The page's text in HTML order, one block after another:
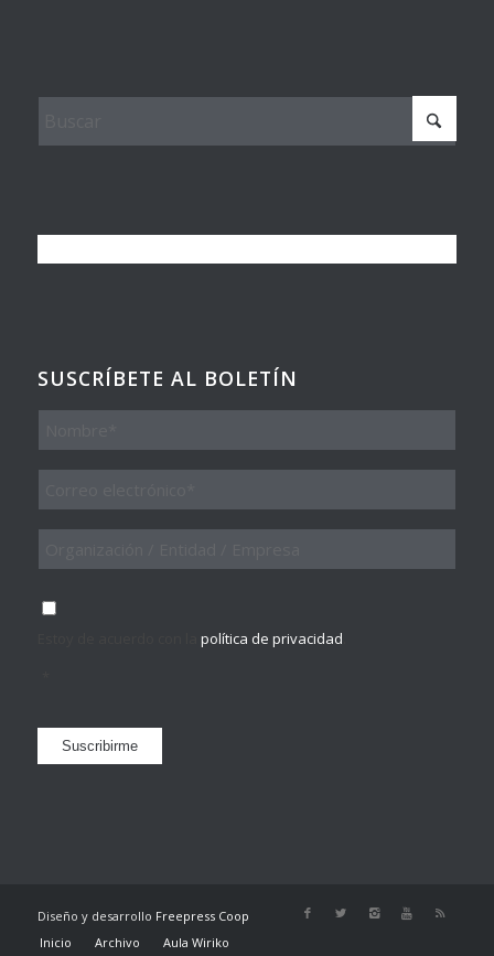
SUSCRÍBETE AL BOLETÍN
Nombre
Entidad
Empresa
Consentimiento
política de privacidad
Suscribirme
Diseño y desarrollo Freepress Coop
Inicio
Archivo Aula Wiriko